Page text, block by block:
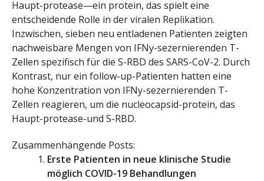
Haupt-protease—ein protein, das spielt eine
entscheidende Rolle in der viralen Replikation.
Inzwischen, sieben neu entladenen Patienten zeigten
nachweisbare Mengen von IFNy-sezernierenden T-
Zellen spezifisch für die S-RBD des SARS-CoV-2. Durch
Kontrast, nur ein follow-up-Patienten hatten eine
hohe Konzentration von IFNy-sezernierenden T-
Zellen reagieren, um die nucleocapsid-protein, das
Haupt-protease-und S-RBD.
Zusammenhängende Posts:
Erste Patienten in neue klinische Studie
möglich COVID-19 Behandlungen